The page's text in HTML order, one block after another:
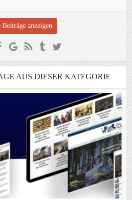
anzeigen
AUS DIESER KATEGORIE